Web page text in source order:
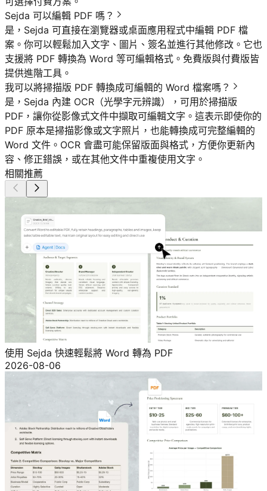
Sejda 可以編輯 PDF 嗎？
是，Sejda 可直接在瀏覽器或桌面應用程式中編輯 PDF 檔
案。你可以輕鬆加入文字、圖片、簽名並進行其他修改。它也
支援將 PDF 轉換為 Word 等可編輯格式。免費版與付費版皆
提供進階工具。
我可以將掃描版 PDF 轉換成可編輯的 Word 檔案嗎？
是，Sejda 內建 OCR（光學字元辨識），可用於掃描版
PDF，讓你從影像式文件中擷取可編輯文字。這表示即使你的
PDF 原本是掃描影像或文字照片，也能轉換成可完整編輯的
Word 文件。OCR 會盡可能保留版面與格式，方便你更新內
容、修正錯誤，或在其他文件中重複使用文字。
相關推薦
使用 Sejda 快速輕鬆將 Word 轉為 PDF
2026-08-06